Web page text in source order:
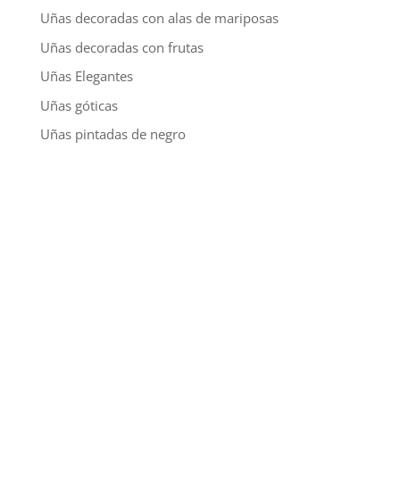
Uñas decoradas con alas de mariposas
Uñas decoradas con frutas
Uñas Elegantes
Uñas góticas
Uñas pintadas de negro